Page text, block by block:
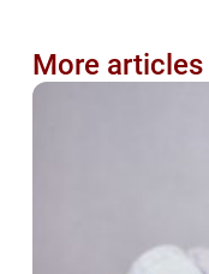
More articles